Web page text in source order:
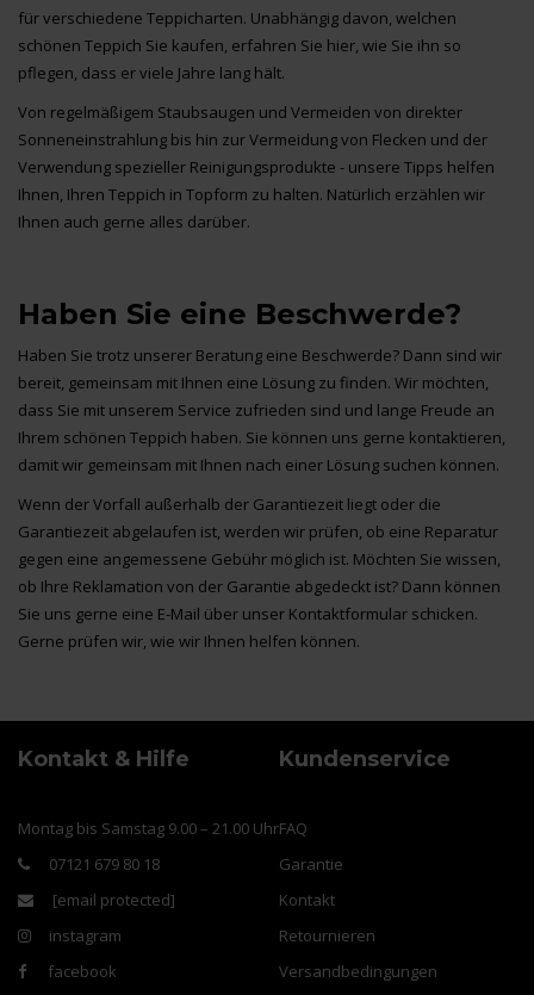
für verschiedene Teppicharten. Unabhängig davon, welchen
schönen Teppich Sie kaufen, erfahren Sie hier, wie Sie ihn so
pflegen, dass er viele Jahre lang hält.
Von regelmäßigem Staubsaugen und Vermeiden von direkter
Sonneneinstrahlung bis hin zur Vermeidung von Flecken und der
Verwendung spezieller Reinigungsprodukte - unsere Tipps helfen
Ihnen, Ihren Teppich in Topform zu halten. Natürlich erzählen wir
Ihnen auch gerne alles darüber.
Haben Sie eine Beschwerde?
Haben Sie trotz unserer Beratung eine Beschwerde? Dann sind wir
bereit, gemeinsam mit Ihnen eine Lösung zu finden. Wir möchten,
dass Sie mit unserem Service zufrieden sind und lange Freude an
Ihrem schönen Teppich haben. Sie können uns gerne kontaktieren,
damit wir gemeinsam mit Ihnen nach einer Lösung suchen können.
Wenn der Vorfall außerhalb der Garantiezeit liegt oder die
Garantiezeit abgelaufen ist, werden wir prüfen, ob eine Reparatur
gegen eine angemessene Gebühr möglich ist. Möchten Sie wissen,
ob Ihre Reklamation von der Garantie abgedeckt ist? Dann können
Sie uns gerne eine E-Mail über unser Kontaktformular schicken.
Gerne prüfen wir, wie wir Ihnen helfen können.
Kontakt & Hilfe
Montag bis Samstag 9.00 – 21.00 Uhr
07121 679 80 18
[email protected]
instagram
facebook
Kundenservice
FAQ
Garantie
Kontakt
Retournieren
Versandbedingungen